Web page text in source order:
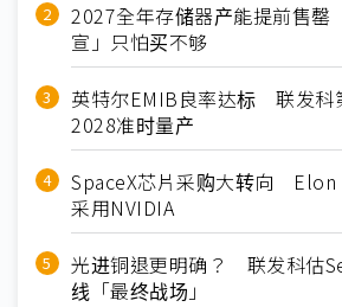
2027全年存储器产能提前售
宣」只怕买不够
英特尔EMIB良率达标 联发科
2028准时量产
SpaceX芯片采购大转向 Elon
采用NVIDIA
光进铜退更明确？ 联发科估
线「最终战场」